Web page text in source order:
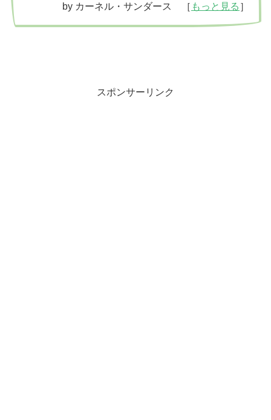
by カーネル・サンダース ［ もっと見る ］
スポンサーリンク